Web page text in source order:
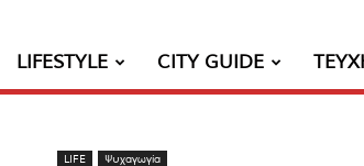
LIFESTYLE CITY GUIDE
LIFE Ψυχαγωγία